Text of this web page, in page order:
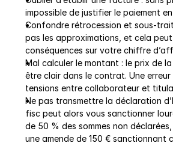
impossible de justifier le paiement
Confondre rétrocession et sous-
pas les approximations, et cela
conséquences sur votre chiffre
Mal calculer le montant : le prix de
être clair dans le contrat. Une
tensions entre collaborateur et
Ne pas transmettre la déclaration
fisc peut alors vous sanctionner
de 50 % des sommes non
une amende de 150 € sanctionnant